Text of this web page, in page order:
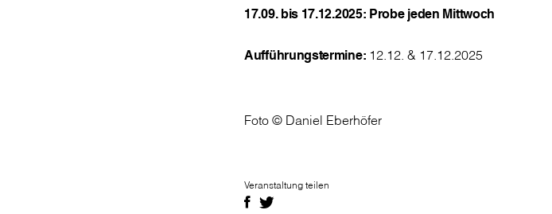
17.09. bis 17.12.2025: Probe jeden Mittwoch
Aufführungstermine: 12.12. & 17.12.2025
Foto © Daniel Eberhöfer
Veranstaltung teilen